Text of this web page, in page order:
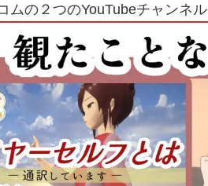
ムの２つのYouTubeチャンネル